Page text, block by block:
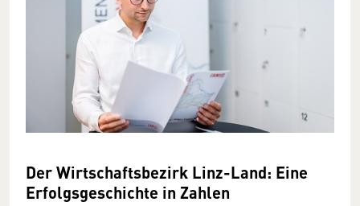
Der Wirtschaftsbezirk Linz-Land: Eine
Erfolgsgeschichte in Zahlen